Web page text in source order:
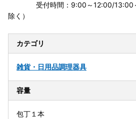
受付時間：9:00～12:00/13:00～
除く）
カテゴリ
雑貨・日用品調理器具
容量
包丁１本